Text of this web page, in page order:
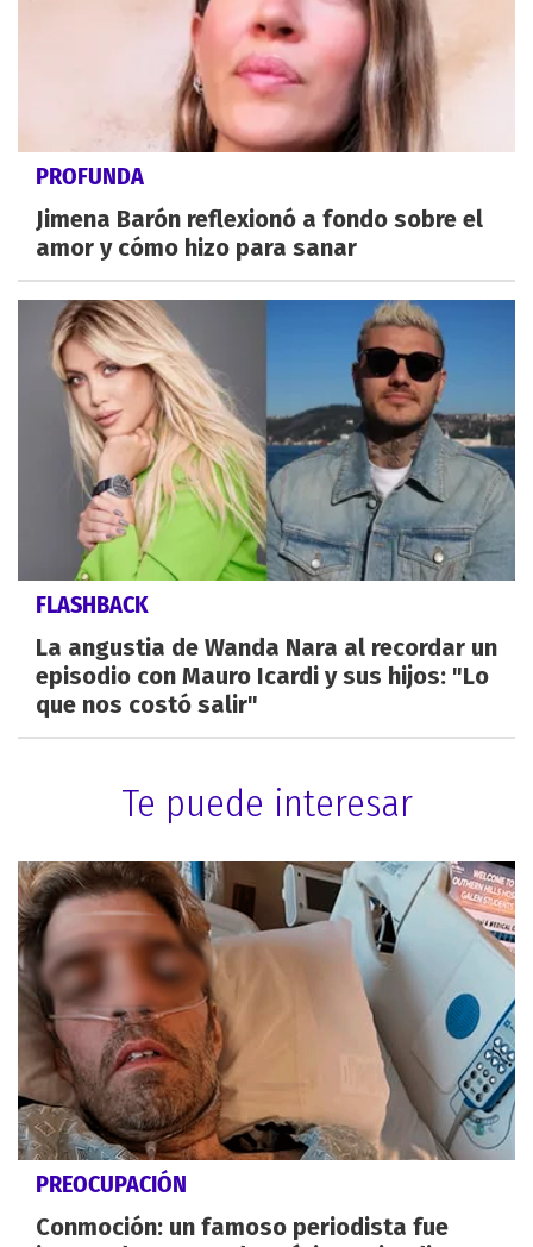
PROFUNDA
Jimena Barón reflexionó a fondo sobre el
amor y cómo hizo para sanar
FLASHBACK
La angustia de Wanda Nara al recordar un
episodio con Mauro Icardi y sus hijos: "Lo
que nos costó salir"
Te puede interesar
PREOCUPACIÓN
Conmoción: un famoso periodista fue